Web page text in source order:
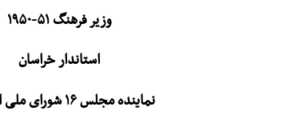
وزیر فرهنگ ۵۱-۱۹۵۰
استاندار خراسان
نماینده مجلس ۱۶ شورای ملی از تهران